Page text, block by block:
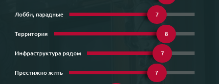
Лобби, парадные 7
Территория 8
Инфраструктура рядом 7
Престижно жить 7